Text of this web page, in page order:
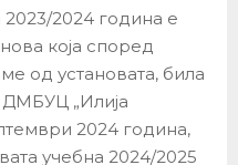
2023/2024 година е
која според
од установата, била
ДМБУЦ „Илија
2024 година,
учебна 2024/2025